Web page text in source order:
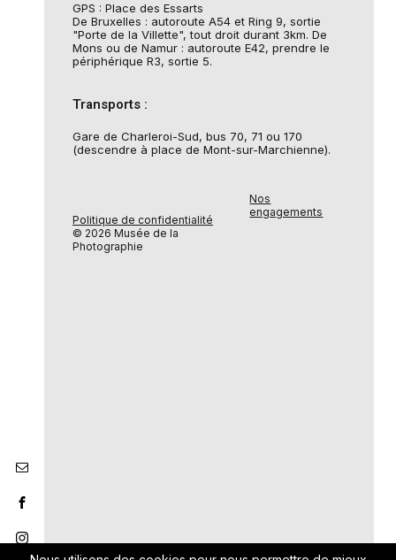
GPS : Place des Essarts
De Bruxelles : autoroute A54 et Ring 9, sortie
"Porte de la Villette", tout droit durant 3km. De
Mons ou de Namur : autoroute E42, prendre le
périphérique R3, sortie 5.
Transports :
Gare de Charleroi-Sud, bus 70, 71 ou 170
(descendre à place de Mont-sur-Marchienne).
Politique de confidentialité
© 2026 Musée de la
Photographie
Nos
engagements